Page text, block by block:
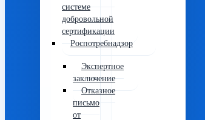
системе
добровольной
сертификации
Роспотребнадзор
Экспертное
заключение
Отказное
письмо
от